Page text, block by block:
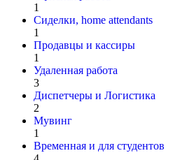
1
Сиделки, home attendants
1
Продавцы и кассиры
1
Удаленная работа
3
Диспетчеры и Логистика
2
Мувинг
1
Временная и для студентов